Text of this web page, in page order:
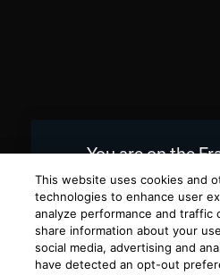
You are on the
We recommend
Choose a
FRANCE
This website uses cookies and
technologies to enhance user
analyze performance and traffic
share information about your
social media, advertising and
have detected an opt-out